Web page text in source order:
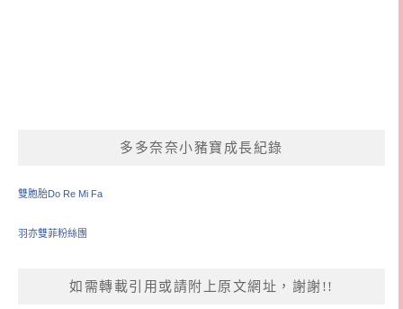
多多奈奈小豬寶成長紀錄
雙胞胎Do Re Mi Fa
羽亦雙菲粉絲團
如需轉載引用或請附上原文網址，謝謝!!